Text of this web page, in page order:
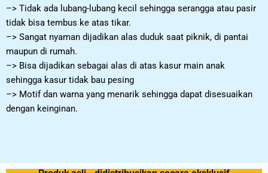
–> Tidak ada lubang-lubang kecil sehingga serangga atau pasir
tidak bisa tembus ke atas tikar.
–> Sangat nyaman dijadikan alas duduk saat piknik, di pantai
maupun di rumah.
–> Bisa dijadikan sebagai alas di atas kasur main anak
sehingga kasur tidak bau pesing
–> Motif dan warna yang menarik sehingga dapat disesuaikan
dengan keinginan.